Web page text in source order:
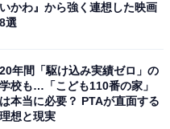
いかわ』から強く連想した映画
8選
20年間「駆け込み実績ゼロ」の
学校も…「こども110番の家」
は本当に必要？ PTAが直面する
理想と現実